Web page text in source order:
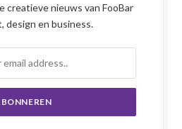
creatieve nieuws van FooBar
design en business.